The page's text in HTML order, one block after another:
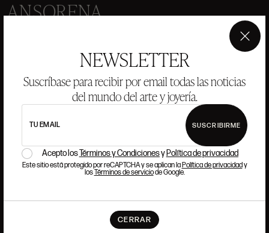
NEWSLETTER
Suscríbase para recibir por email todas las noticias
del mundo del arte y joyería.
TU EMAIL SUSCRIBIRME
Acepto losTérminos y Condicionesy Política de privacidad
Este sitio está protegido por reCAPTCHA y se aplican laPolítica de privacidady
losTérminos de serviciode Google.
CERRAR
×
ANSORENA
JOYERÍA
GALERÍA
VALORACIONES
PREGUNTAS FRECUENTES
DÓNDE ESTAMOS